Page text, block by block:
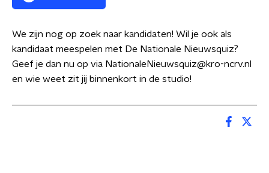
We zijn nog op zoek naar kandidaten! Wil je ook als
kandidaat meespelen met De Nationale Nieuwsquiz?
Geef je dan nu op via NationaleNieuwsquiz@kro-ncrv.nl
en wie weet zit jij binnenkort in de studio!